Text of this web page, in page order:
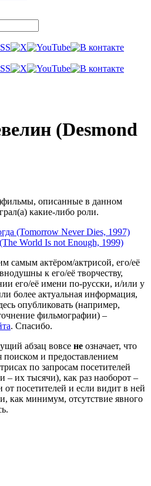
(Desmond
описанные в данном
какие-либо роли.
(Tomorrow Never Dies, 1997)
World Is not Enough, 1999)
самым актёром/актрисой, его/её
к его/её творчеству,
его/её имени по-русски, и/или у
более актуальная информация,
опубликовать (например,
фильмографии) –
. Спасибо.
абзац вовсе не означает, что
поиском и предоставлением
по запросам посетителей
– их тысячи), как раз наоборот –
посетителей и если видит в ней
как минимум, отсутствие явного